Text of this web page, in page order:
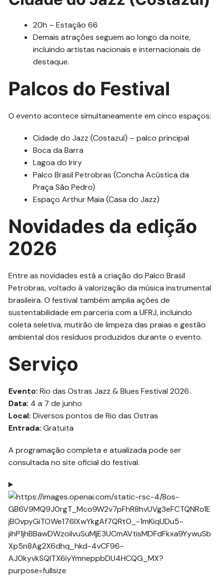
20h – Estação 66
Demais atrações seguem ao longo da noite,
incluindo artistas nacionais e internacionais de
destaque.
Palcos do Festival
O evento acontece simultaneamente em cinco espaços:
Cidade do Jazz (Costazul) – palco principal
Boca da Barra
Lagoa do Iriry
Palco Brasil Petrobras (Concha Acústica da
Praça São Pedro)
Espaço Arthur Maia (Casa do Jazz)
Novidades da edição
2026
Entre as novidades está a criação do Palco Brasil
Petrobras, voltado à valorização da música instrumental
brasileira. O festival também amplia ações de
sustentabilidade em parceria com a UFRJ, incluindo
coleta seletiva, mutirão de limpeza das praias e gestão
ambiental dos resíduos produzidos durante o evento.
Serviço
Evento: Rio das Ostras Jazz & Blues Festival 2026
Data: 4 a 7 de junho
Local: Diversos pontos de Rio das Ostras
Entrada: Gratuita
A programação completa e atualizada pode ser
consultada no site oficial do festival.